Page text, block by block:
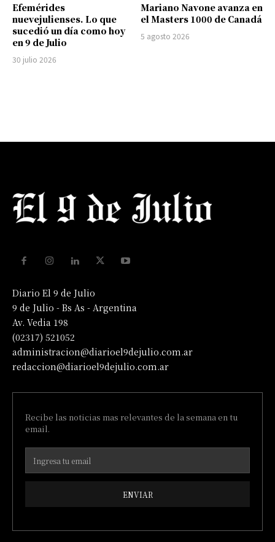
Efemérides
nuevejulienses. Lo que
sucedió un día como hoy
en 9 de Julio
30 julio 2026
Mariano Navone avanza en
el Masters 1000 de Canadá
5 agosto 2026
Diario El 9 de Julio
9 de Julio - Bs As - Argentina
Av. Vedia 198
(02317) 521052
administracion@diarioel9dejulio.com.ar
redaccion@diarioel9dejulio.com.ar
Recibe las noticias mas relevantes de la semana en tu
email.
ENVIAR